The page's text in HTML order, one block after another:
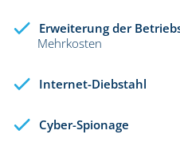
Erweiterung der
Mehrkosten
Internet-Diebstahl
Cyber-Spionage